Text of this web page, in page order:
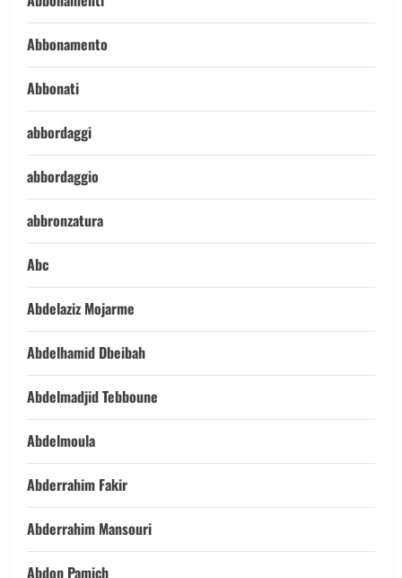
Abbonamento
Abbonati
abbordaggi
abbordaggio
abbronzatura
Abc
Abdelaziz Mojarme
Abdelhamid Dbeibah
Abdelmadjid Tebboune
Abdelmoula
Abderrahim Fakir
Abderrahim Mansouri
Abdon Pamich